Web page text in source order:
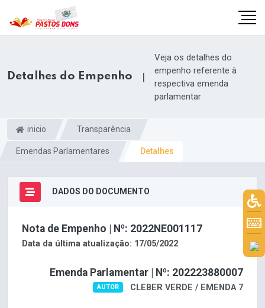
Detalhes do Empenho |
Veja os detalhes do
empenho referente à
respectiva emenda
parlamentar
inicio Transparência
Emendas Parlamentares Detalhes
DADOS DO DOCUMENTO
Nota de Empenho | Nº: 2022NE001117
Data da última atualização: 17/05/2022
Emenda Parlamentar | Nº: 202223880007
AUTOR CLEBER VERDE / EMENDA 7